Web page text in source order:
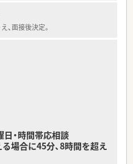
身になって相談に乗ることができ
い方が活躍しています。
フが在籍しています。
、面接後決定。
日・時間帯応相談
場合に45分、8時間を超え